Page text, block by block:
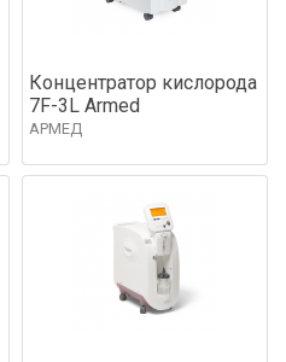
Концентратор кислорода
7F-3L Armed
АРМЕД